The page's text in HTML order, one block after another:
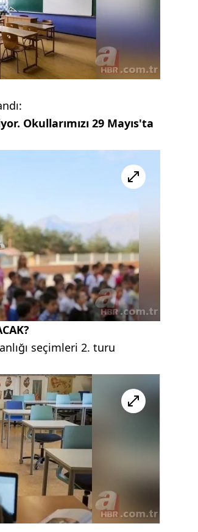
Okullarımızı 29 Mayıs'ta
seçimleri 2. turu